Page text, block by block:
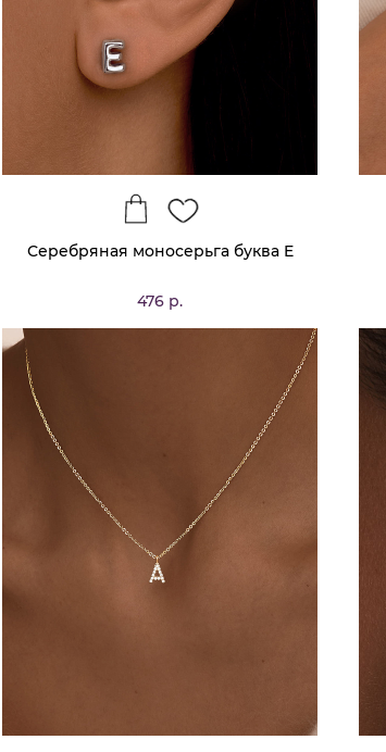
Серебряная моносерьга буква E
476 р.